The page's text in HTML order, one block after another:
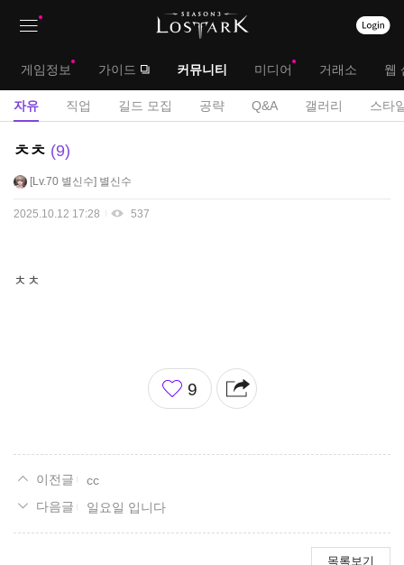
대
메
게임정보 가이드 커뮤니티 미디어 거래소 웹
서
자유 직업 길드 모집 공략 Q&A 갤러리 스타
자
게
ㅊㅊ 9
Lv.70 별신수 별신수
2025.10.12 17:28 537
ㅊㅊ
좋
아
9
cc
일요일 입니다
목록보기